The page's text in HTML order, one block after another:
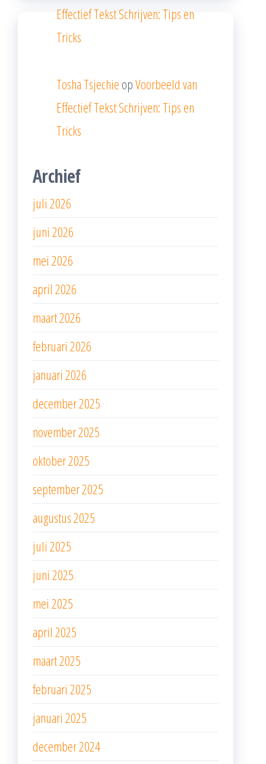
Effectief Tekst Schrijven: Tips en
Tricks
Tosha Tsjechie opVoorbeeld van
Effectief Tekst Schrijven: Tips en
Tricks
Archief
juli 2026
juni 2026
mei 2026
april 2026
maart 2026
februari 2026
januari 2026
december 2025
november 2025
oktober 2025
september 2025
augustus 2025
juli 2025
juni 2025
mei 2025
april 2025
maart 2025
februari 2025
januari 2025
december 2024